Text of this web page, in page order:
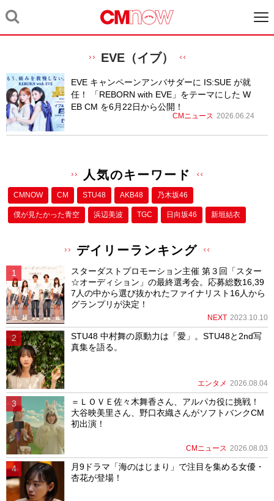
EVE（イブ）
EVE キャンペーンアンバサダーに IS:SUE が就
任！ 「REBORN with EVE」をテーマにした W
EB CM を6月22日から公開！
CMニュース 2026.06.24
人気のキーワード
CMNOW CM STU48 AKB48 乃木坂46
僕が⾒たかった⻘空 浜辺美波 TGC 日向坂46 新垣結衣
デイリーランキング
スターダストプロモーション主催 第３回「スター
☆オーディション」の最終選考会。応募総数16,39
7人の中から選び抜かれたファイナリスト16人から
グランプリが決定！
NEXT 2023.10.10
STU48 中村舞の原動力は「愛」。STU48と2nd写
真集を語る。
エンタメ 2026.08.04
＝ＬＯＶＥ佐々木舞香さん、アルパカ役に挑戦！
大谷映美里さん、野口衣織さんがソフトバンクCM
初出演！
CMニュース 2026.08.03
月9ドラマ「海のはじまり」で注目を集める女優・
杏花が登場！